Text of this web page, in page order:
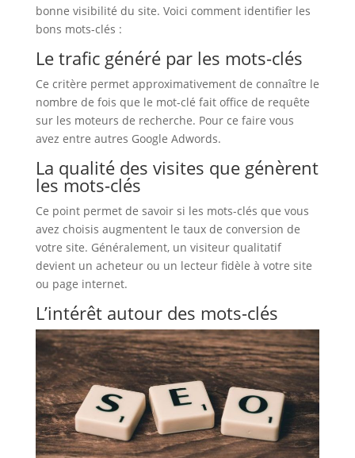
bonne visibilité du site. Voici comment identifier les
bons mots-clés :
Le trafic généré par les mots-clés
Ce critère permet approximativement de connaître le
nombre de fois que le mot-clé fait office de requête
sur les moteurs de recherche. Pour ce faire vous
avez entre autres Google Adwords.
La qualité des visites que génèrent
les mots-clés
Ce point permet de savoir si les mots-clés que vous
avez choisis augmentent le taux de conversion de
votre site. Généralement, un visiteur qualitatif
devient un acheteur ou un lecteur fidèle à votre site
ou page internet.
L’intérêt autour des mots-clés